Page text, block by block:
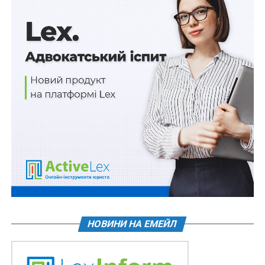
Також Арсен Аваков зазначив, що минулого року
було знешкоджено 275 організованих злочинних груп,
виявлено майже 2,5 тисячі правопорушень у сфері
кібербезпеки, оголошено про підозру 536 особам у
кіберзлочинах, ліквідовано 40 міжнародних каналів
надходження в Україну наркозасобів. «Загалом
Нацполіція є найбільшим у державі утримувачем
наркопрепаратів. Оцініть обсяги вилучених
наркотиків, які в нас зберігаються: канабіс — 2 тонни,
героїн — 1,1 тис. кг, кокаїн — 1,1 тис. кг, амфетамін —
400 кг, гашиш — 300 кг і таке інше», — сказав міністр.
«У мене прохання до народних депутатів —
визначитися зі способом реалізації цієї сировини на
користь державного бюджету та української
Джерело:Юридичний вісник України
НОВИНИ НА ЕМЕЙЛ